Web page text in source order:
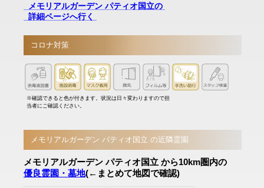
メモリアルガーデン パティオ国立の
詳細ページへ行く
コロナ対策
※確認できると色が付きます。状況は日々変わりますので担
当者にご確認ください。
メモリアルガーデン パティオ国立 の近隣霊園
メモリアルガーデン パティオ国立 から10km圏内の
優良霊園・墓地(←まとめて地図で確認)